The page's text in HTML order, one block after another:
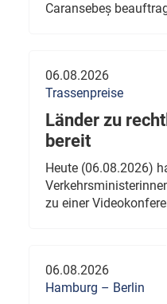
Caransebeș
06.08.2026
Trassenpreise
Länder zu
bereit
Heute (06.08.2026)
zu einer
06.08.2026
Hamburg – Berlin